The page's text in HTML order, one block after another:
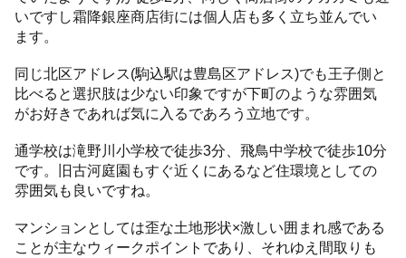
いですし霜降銀座商店街には個人店も多く立ち並んでい
ます。
同じ北区アドレス(駒込駅は豊島区アドレス)でも王子側と
比べると選択肢は少ない印象ですが下町のような雰囲気
がお好きであれば気に入るであろう立地です。
通学校は滝野川小学校で徒歩3分、飛鳥中学校で徒歩10分
です。旧古河庭園もすぐ近くにあるなど住環境としての
雰囲気も良いですね。
マンションとしては歪な土地形状×激しい囲まれ感である
ことが主なウィークポイントであり、それゆえ間取りも